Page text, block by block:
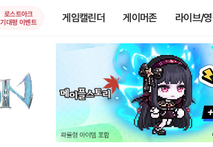
로스트아크
기대평 이벤트
게임캘린더 게이머존 라이브/